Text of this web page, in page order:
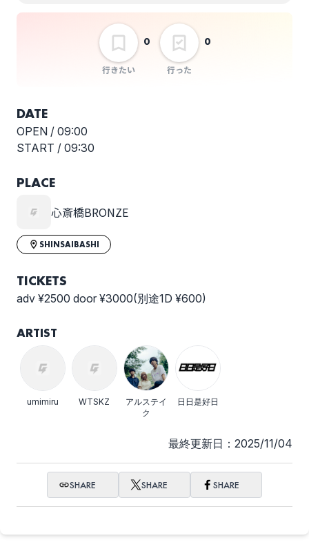
行きたい
0
行った
0
DATE
OPEN / 09:00
START / 09:30
PLACE
心斎橋BRONZE
SHINSAIBASHI
TICKETS
adv ¥2500 door ¥3000(別途1D ¥600)
ARTIST
umimiru WTSKZ
アルステイ
ク
日日是好日
最終更新日：2025/11/04
SHARE SHARE SHARE